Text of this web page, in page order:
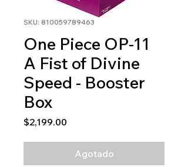
SKU: 810059789463
One Piece OP-11
A Fist of Divine
Speed - Booster
Box
$2,199.00
Agotado